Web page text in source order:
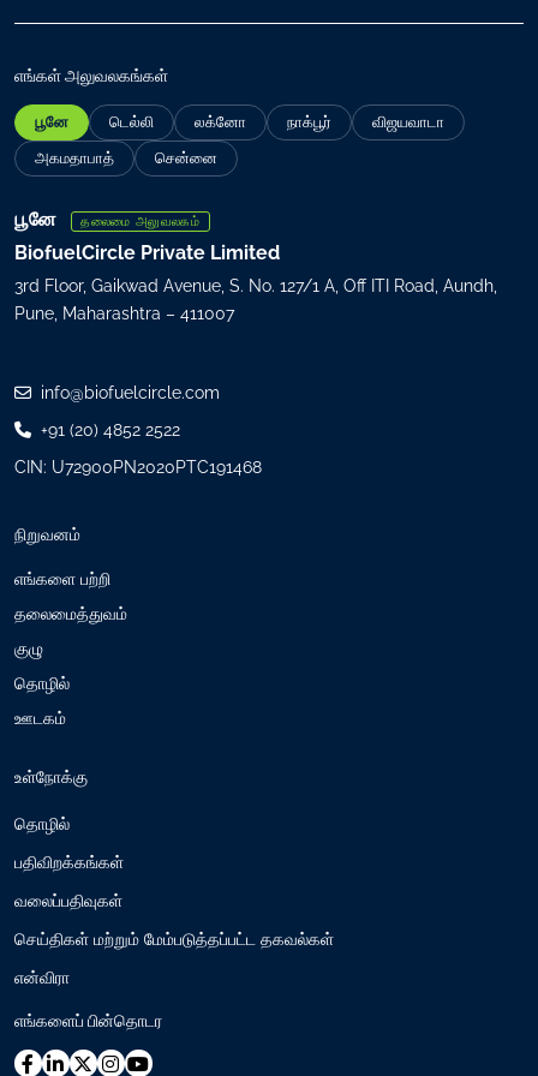
ய்
R
e
u
i
e
எங்கள் அலுவலகங்கள்
பூனே டெல்லி லக்னோ நாக்பூர்
விஜயவாடா
அகமதாபாத்
சென்னை
பூனே தலைமை அலுவலகம்
BiofuelCircle Private Limited
3rd Floor, Gaikwad Avenue, S. No. 127/1 A, Off ITI Road, Aundh,
Pune, Maharashtra – 411007
info@biofuelcircle.com
+91 (20) 4852 2522
CIN: U72900PN2020PTC191468
நிறுவனம்
எங்களை பற்றி
தலைமைத்துவம்
குழு
தொழில்
ஊடகம்
உள்நோக்கு
தொழில்
பதிவிறக்கங்கள்
வலைப்பதிவுகள்
செய்திகள் மற்றும் மேம்படுத்தப்பட்ட தகவல்கள்
என்விரா
எங்களைப் பின்தொடர